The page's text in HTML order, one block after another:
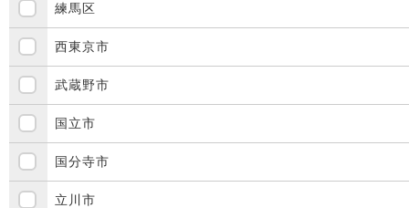
練馬区
西東京市
武蔵野市
国立市
国分寺市
立川市